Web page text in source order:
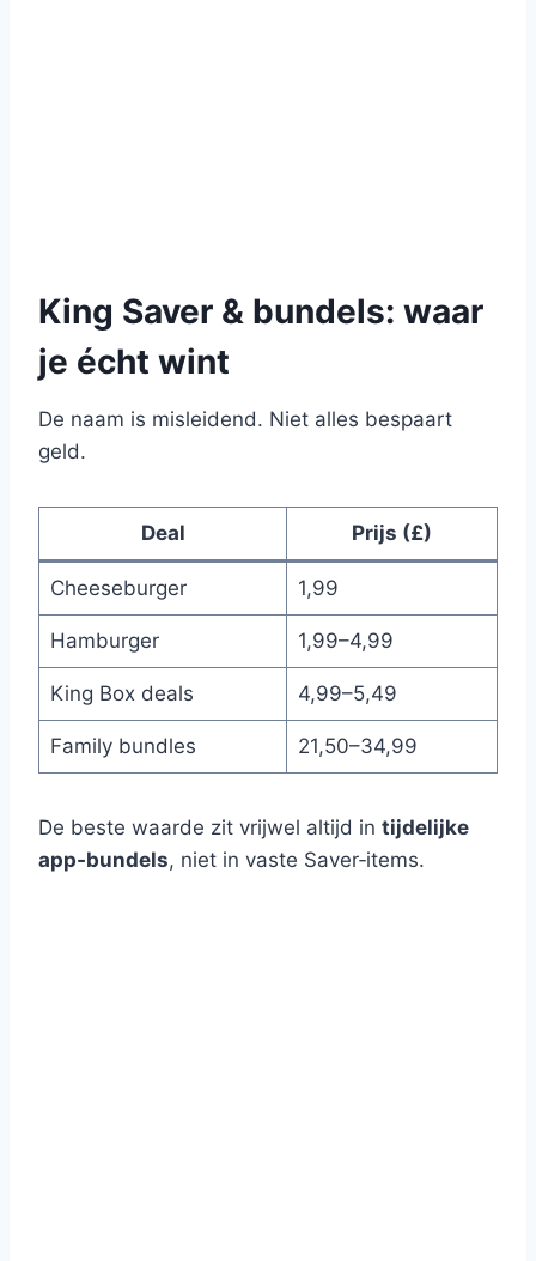
King Saver & bundels: waar
je écht wint
De naam is misleidend. Niet alles bespaart
geld.
Deal Prijs (£)
Cheeseburger 1,99
Hamburger 1,99–4,99
King Box deals 4,99–5,49
Family bundles 21,50–34,99
De beste waarde zit vrijwel altijd in tijdelijke
app‑bundels, niet in vaste Saver‑items.